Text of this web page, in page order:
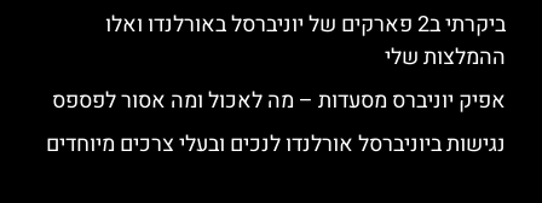
ביקרתי ב2 פארקים של יוניברסל באורלנדו ואלו
ההמלצות שלי
אפיק יוניברס מסעדות – מה לאכול ומה אסור לפספס
נגישות ביוניברסל אורלנדו לנכים ובעלי צרכים מיוחדים